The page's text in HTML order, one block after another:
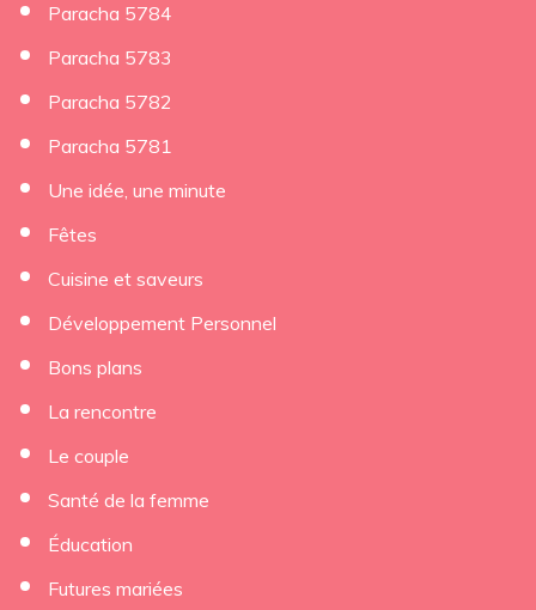
Paracha 5784
Paracha 5783
Paracha 5782
Paracha 5781
Une idée, une minute
Fêtes
Cuisine et saveurs
Développement Personnel
Bons plans
La rencontre
Le couple
Santé de la femme
Éducation
Futures mariées